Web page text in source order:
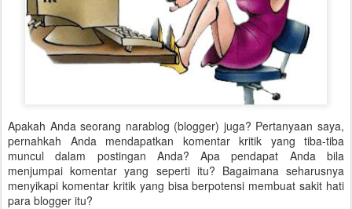
Apakah Anda seorang narablog (blogger) juga? Pertanyaan saya,
pernahkah Anda mendapatkan komentar kritik yang tiba-tiba
muncul dalam postingan Anda? Apa pendapat Anda bila
menjumpai komentar yang seperti itu? Bagaimana seharusnya
menyikapi komentar kritik yang bisa berpotensi membuat sakit hati
para blogger itu?